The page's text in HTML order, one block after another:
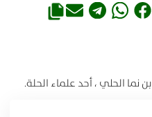
نما الحلي ، أحد علماء الحلة.